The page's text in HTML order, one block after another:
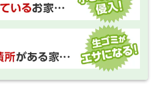
よび外来生物法により、
法律で禁止されていま
使用する場合は自治体へ
門業者に依頼するのが最